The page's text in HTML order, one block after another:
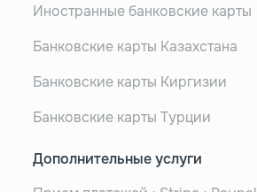
Иностранные банковские карты
Банковские карты Казахстана
Банковские карты Киргизии
Банковские карты Турции
Дополнительные услуги